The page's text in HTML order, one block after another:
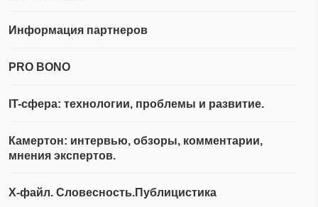
Информация партнеров
PRO BONO
IT-сфера: технологии, проблемы и развитие.
Камертон: интервью, обзоры, комментарии,
мнения экспертов.
Х-файл. Словесность.Публицистика